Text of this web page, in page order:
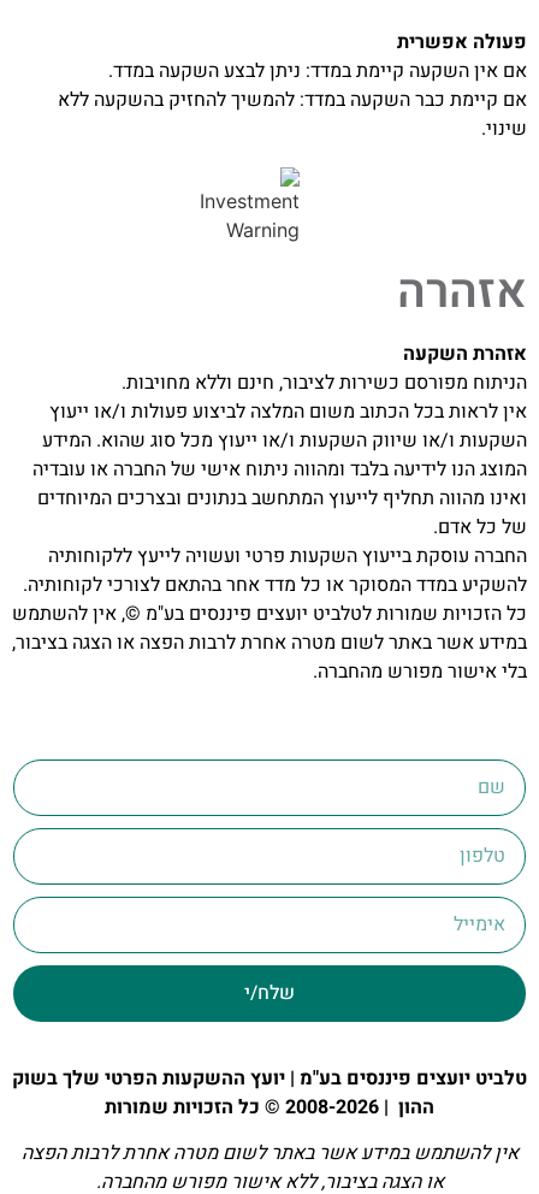
פעולה אפשרית
אם אין השקעה קיימת במדד: ניתן לבצע השקעה במדד.
אם קיימת כבר השקעה במדד: להמשיך להחזיק בהשקעה ללא
שינוי.
אזהרה
אזהרת השקעה
הניתוח מפורסם כשירות לציבור, חינם וללא מחויבות.
אין לראות בכל הכתוב משום המלצה לביצוע פעולות ו/או ייעוץ
השקעות ו/או שיווק השקעות ו/או ייעוץ מכל סוג שהוא. המידע
המוצג הנו לידיעה בלבד ומהווה ניתוח אישי של החברה או עובדיה
ואינו מהווה תחליף לייעוץ המתחשב בנתונים ובצרכים המיוחדים
של כל אדם.
החברה עוסקת בייעוץ השקעות פרטי ועשויה לייעץ ללקוחותיה
להשקיע במדד המסוקר או כל מדד אחר בהתאם לצורכי לקוחותיה.
כל הזכויות שמורות לטלביט יועצים פיננסים בע"מ ©, אין להשתמש
במידע אשר באתר לשום מטרה אחרת לרבות הפצה או הצגה בציבור,
בלי אישור מפורש מהחברה.
שלח/י
טלביט יועצים פיננסים בע"מ | יועץ ההשקעות הפרטי שלך בשוק
ההון | 2008-2026 © כל הזכויות שמורות
אין להשתמש במידע אשר באתר לשום מטרה אחרת לרבות הפצה
או הצגה בציבור, ללא אישור מפורש מהחברה.